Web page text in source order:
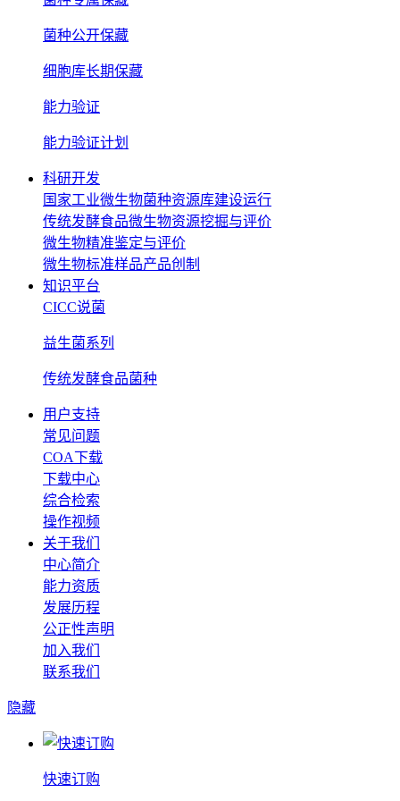
菌种公开保藏
细胞库长期保藏
能力验证
能力验证计划
科研开发
国家工业微生物菌种资源库建设运行
传统发酵食品微生物资源挖掘与评价
微生物精准鉴定与评价
微生物标准样品产品创制
知识平台
CICC说菌
益生菌系列
传统发酵食品菌种
用户支持
常见问题
COA下载
下载中心
综合检索
操作视频
关于我们
中心简介
能力资质
发展历程
公正性声明
加入我们
联系我们
隐藏
快速订购